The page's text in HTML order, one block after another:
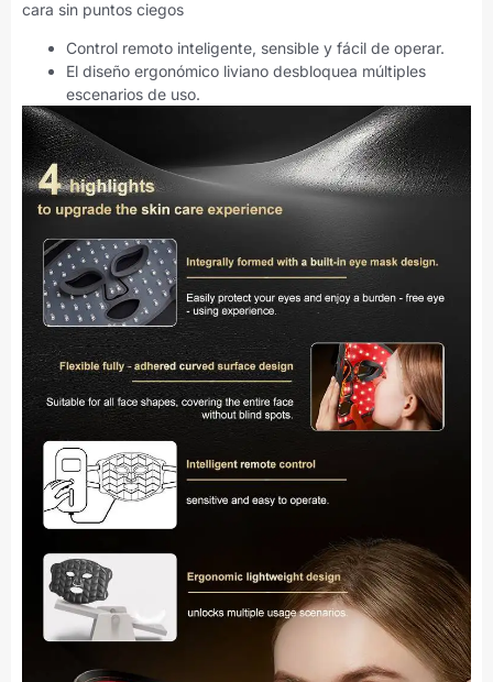
cara sin puntos ciegos
Control remoto inteligente, sensible y fácil de operar.
El diseño ergonómico liviano desbloquea múltiples
escenarios de uso.